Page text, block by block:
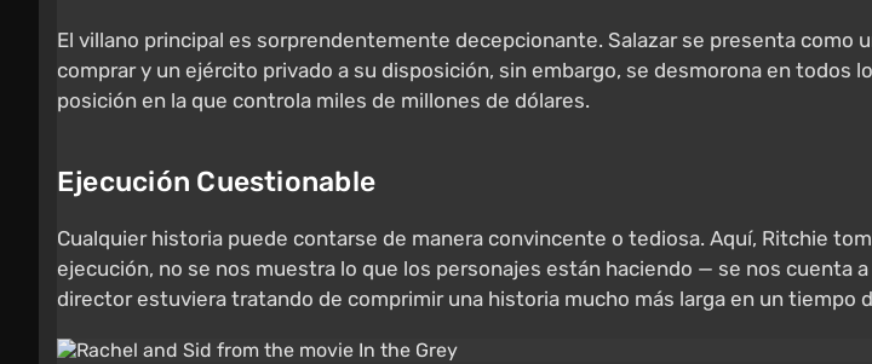
El villano principal es sorprendentemente decepcionante. Salazar se presenta como
comprar y un ejército privado a su disposición, sin embargo, se desmorona en
posición en la que controla miles de millones de dólares.
Ejecución Cuestionable
Cualquier historia puede contarse de manera convincente o tediosa. Aquí, Ritchie
ejecución, no se nos muestra lo que los personajes están haciendo — se nos
director estuviera tratando de comprimir una historia mucho más larga en un tiempo